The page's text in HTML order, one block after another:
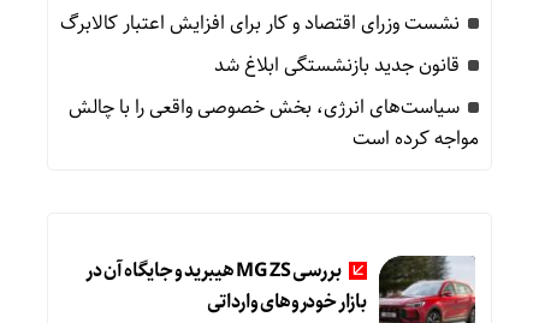
نشست وزرای اقتصاد و کار برای افزایش اعتبار کالابرگ
قانون جدید بازنشستگی ابلاغ شد
سیاست‌های انرژی، بخش خصوصی واقعی را با چالش
مواجه کرده است
بررسی MG ZS هیبرید و جایگاه آن در
بازار خودروهای وارداتی